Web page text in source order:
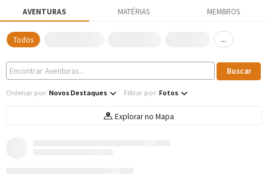
AVENTURAS MATÉRIAS MEMBROS
Todos ...
Ordenar por: Novos Destaques Filtrar por: Fotos
Explorar no Mapa